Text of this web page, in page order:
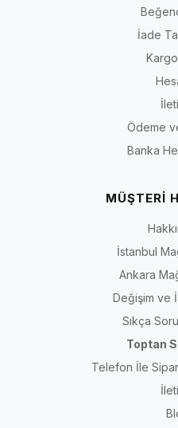
İade
Ödeme
Banka
MÜŞTERİ
İstanbul
Ankara
Değişim ve
Sıkça
Toptan
Telefon İle